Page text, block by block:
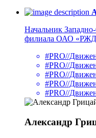
Начальник
филиала ОАО
#PRO//
#PRO//
#PRO//
#PRO//
#PRO//
Александр